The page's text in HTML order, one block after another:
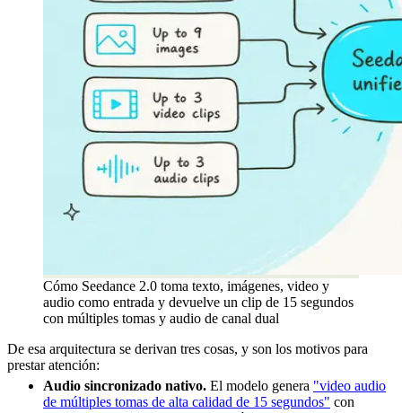
Cómo Seedance 2.0 toma texto, imágenes, video y
audio como entrada y devuelve un clip de 15 segundos
con múltiples tomas y audio de canal dual
De esa arquitectura se derivan tres cosas, y son los motivos para
prestar atención:
Audio sincronizado nativo. El modelo genera "video audio
de múltiples tomas de alta calidad de 15 segundos" con